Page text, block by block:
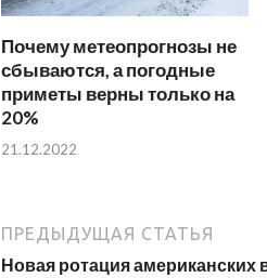
Почему метеопрогнозы не
сбываются, а погодные
приметы верны только на
20%
21.12.2022
ПРЕДЫДУЩАЯ СТАТЬЯ
Новая ротация американских